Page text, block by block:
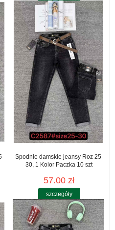
Spodnie damskie jeansy Roz 25-
30, 1 Kolor Paczka 10 szt
57.00 zł
szczegóły